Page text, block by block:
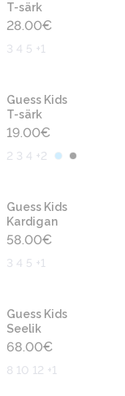
T-särk
28.00€
3 4 5 +1
Guess Kids
T-särk
19.00€
2 3 4 +2
Guess Kids
Kardigan
58.00€
3 4 5 +1
Guess Kids
Seelik
68.00€
8 10 12 +1